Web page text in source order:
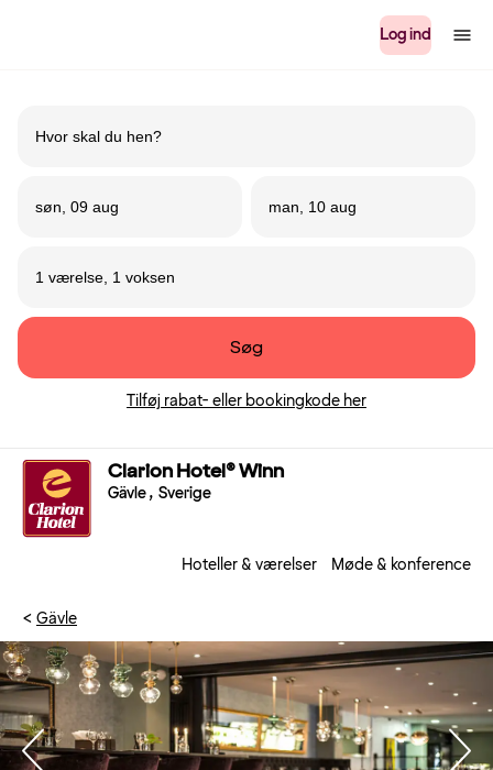
Log ind
søn, 09 aug man, 10 aug
1 værelse, 1 voksen
Søg
Tilføj rabat- eller bookingkode her
Clarion Hotel® Winn
Gävle , Sverige
Hoteller & værelser Møde & konference
Gävle